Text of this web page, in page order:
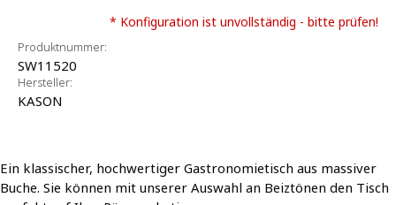
* Konfiguration ist unvollständig - bitte prüfen!
Produktnummer:
SW11520
Hersteller:
KASON
Ein klassischer, hochwertiger Gastronomietisch aus massiver
Buche. Sie können mit unserer Auswahl an Beiztönen den Tisch